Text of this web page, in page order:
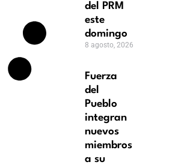
del PRM
este
domingo
8 agosto, 2026
Fuerza
del
Pueblo
integran
nuevos
miembros
a su